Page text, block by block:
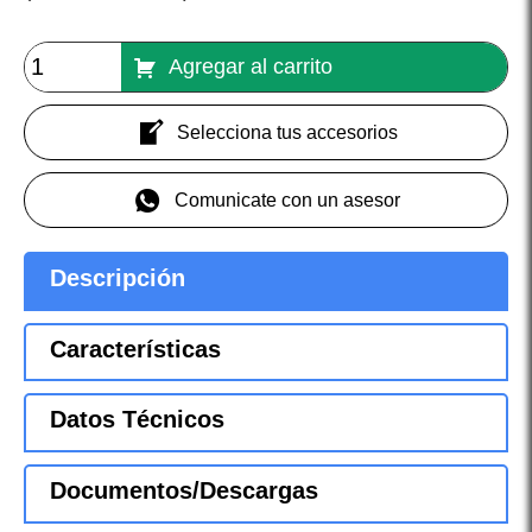
Agregar al carrito
Selecciona tus accesorios
Comunicate con un asesor
Descripción
Características
Datos Técnicos
Documentos/Descargas